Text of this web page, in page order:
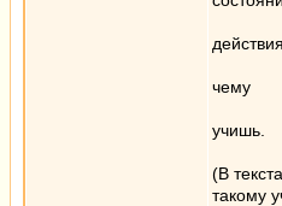
чему
учишь.
(В
такому